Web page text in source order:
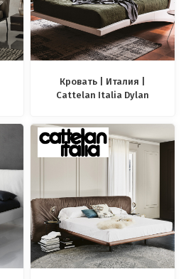
Кровать | Италия |
Cattelan Italia Dylan